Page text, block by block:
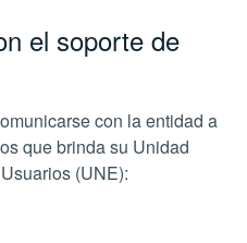
el soporte de
con la entidad a
que brinda su Unidad
(UNE):